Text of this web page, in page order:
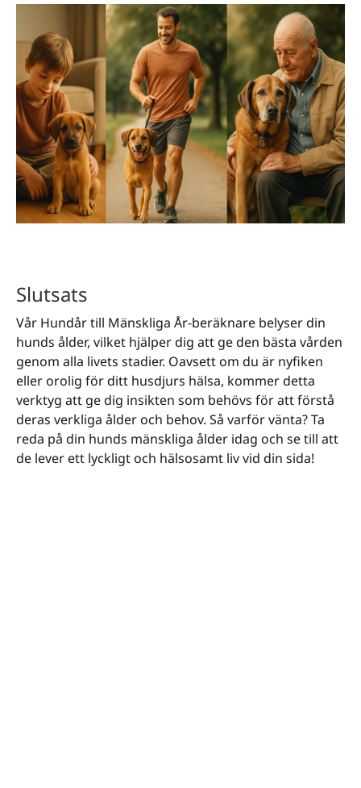
Slutsats
Vår Hundår till Mänskliga År-beräknare belyser din
hunds ålder, vilket hjälper dig att ge den bästa vården
genom alla livets stadier. Oavsett om du är nyfiken
eller orolig för ditt husdjurs hälsa, kommer detta
verktyg att ge dig insikten som behövs för att förstå
deras verkliga ålder och behov. Så varför vänta? Ta
reda på din hunds mänskliga ålder idag och se till att
de lever ett lyckligt och hälsosamt liv vid din sida!